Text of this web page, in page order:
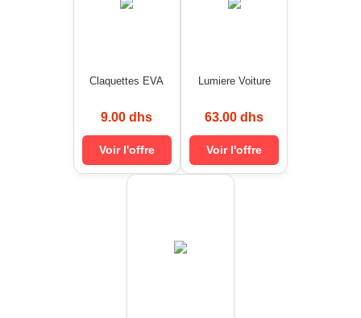
Claquettes EVA
9.00 dhs
Voir l'offre
Lumiere Voiture
63.00 dhs
Voir l'offre